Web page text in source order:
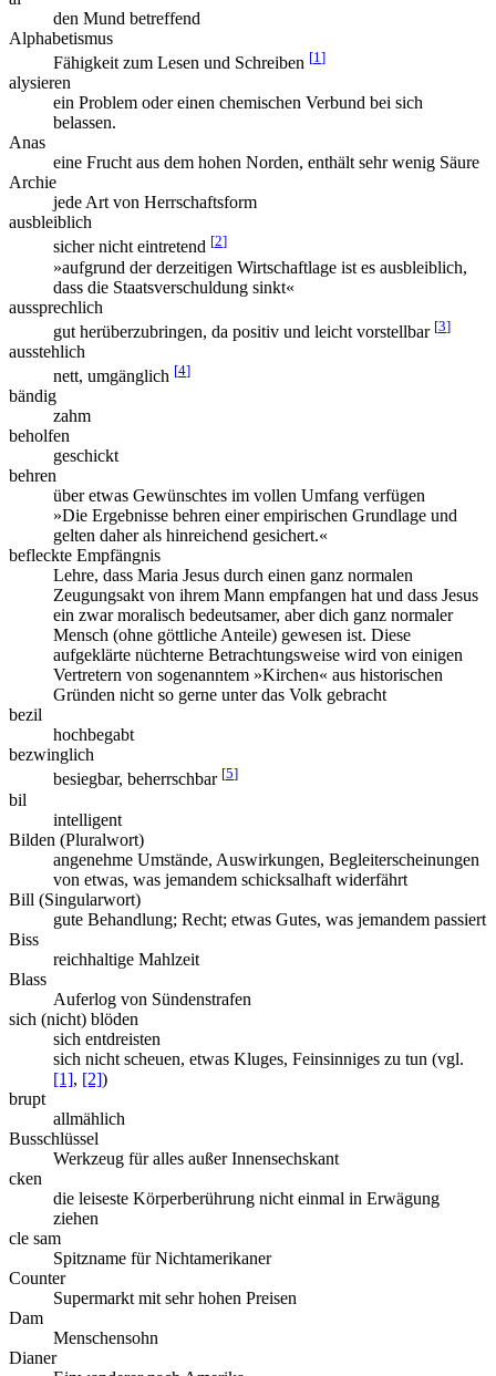
den Mund betreffend
Alphabetismus
Fähigkeit zum Lesen und Schreiben [1]
alysieren
ein Problem oder einen chemischen Verbund bei sich
belassen.
Anas
eine Frucht aus dem hohen Norden, enthält sehr wenig Säure
Archie
jede Art von Herrschaftsform
ausbleiblich
sicher nicht eintretend [2]
»aufgrund der derzeitigen Wirtschaftlage ist es ausbleiblich,
dass die Staatsverschuldung sinkt«
aussprechlich
gut herüberzubringen, da positiv und leicht vorstellbar [3]
ausstehlich
nett, umgänglich [4]
bändig
zahm
beholfen
geschickt
behren
über etwas Gewünschtes im vollen Umfang verfügen
»Die Ergebnisse behren einer empirischen Grundlage und
gelten daher als hinreichend gesichert.«
befleckte Empfängnis
Lehre, dass Maria Jesus durch einen ganz normalen
Zeugungsakt von ihrem Mann empfangen hat und dass Jesus
ein zwar moralisch bedeutsamer, aber dich ganz normaler
Mensch (ohne göttliche Anteile) gewesen ist. Diese
aufgeklärte nüchterne Betrachtungsweise wird von einigen
Vertretern von sogenanntem »Kirchen« aus historischen
Gründen nicht so gerne unter das Volk gebracht
bezil
hochbegabt
bezwinglich
besiegbar, beherrschbar [5]
bil
intelligent
Bilden (Pluralwort)
angenehme Umstände, Auswirkungen, Begleiterscheinungen
von etwas, was jemandem schicksalhaft widerfährt
Bill (Singularwort)
gute Behandlung; Recht; etwas Gutes, was jemandem passiert
Biss
reichhaltige Mahlzeit
Blass
Auferlog von Sündenstrafen
sich (nicht) blöden
sich entdreisten
sich nicht scheuen, etwas Kluges, Feinsinniges zu tun (vgl.
[1], [2])
brupt
allmählich
Busschlüssel
Werkzeug für alles außer Innensechskant
cken
die leiseste Körperberührung nicht einmal in Erwägung
ziehen
cle sam
Spitzname für Nichtamerikaner
Counter
Supermarkt mit sehr hohen Preisen
Dam
Menschensohn
Dianer